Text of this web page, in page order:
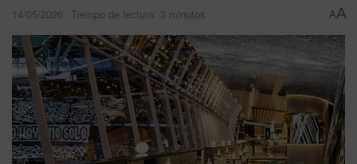
14/05/2026 Tiempo de lectura: 3 minutos AA